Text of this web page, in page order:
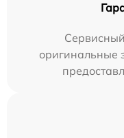
оригинальные